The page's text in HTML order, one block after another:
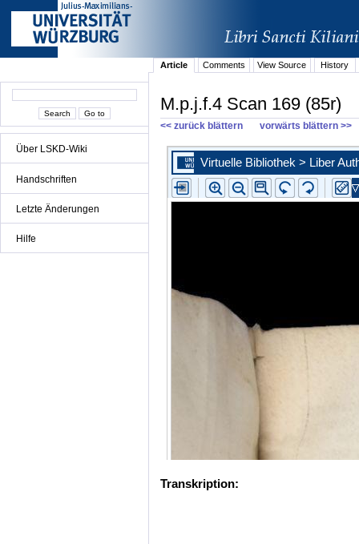
Über LSKD-Wiki
Handschriften
Letzte Änderungen
Hilfe
Article Comments View Source History
M.p.j.f.4 Scan 169 (85r)
<< zurück blättern vorwärts blättern >>
Transkription: